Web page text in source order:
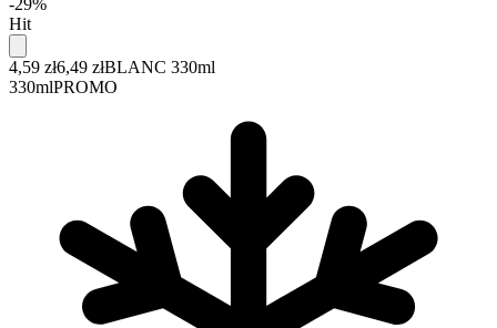
-29%
Hit
4,59 zł6,49 złBLANC 330ml
330mlPROMO